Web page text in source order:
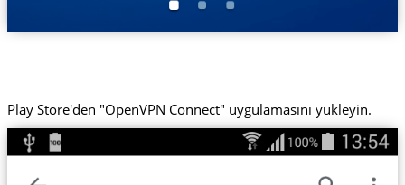
Play Store'den "OpenVPN Connect" uygulamasını yükleyin.